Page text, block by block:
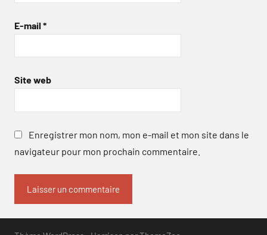
E-mail *
Site web
Enregistrer mon nom, mon e-mail et mon site dans le
navigateur pour mon prochain commentaire.